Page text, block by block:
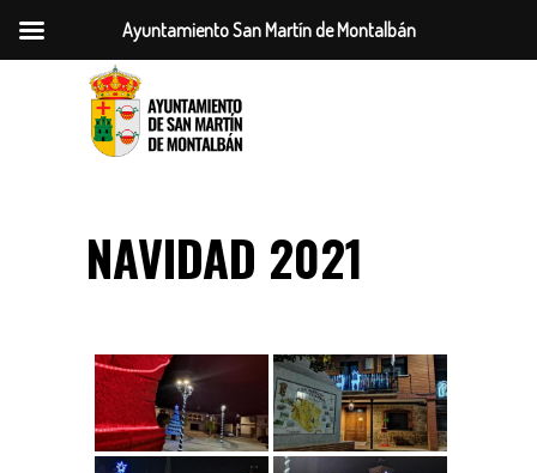
NAVIDAD 2021
Ayuntamiento San Martín de Montalbán